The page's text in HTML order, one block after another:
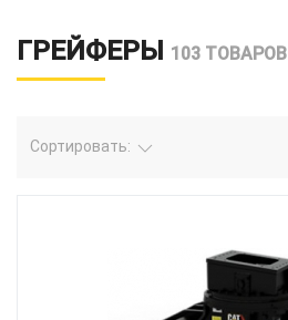
ГРЕЙФЕРЫ 103 ТОВАРОВ
Сортировать: